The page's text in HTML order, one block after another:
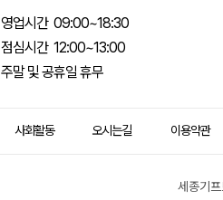
영업시간 09:00~18:30
점심시간 12:00~13:00
주말 및 공휴일 휴무
사회활동 오시는길 이용약관
세종기